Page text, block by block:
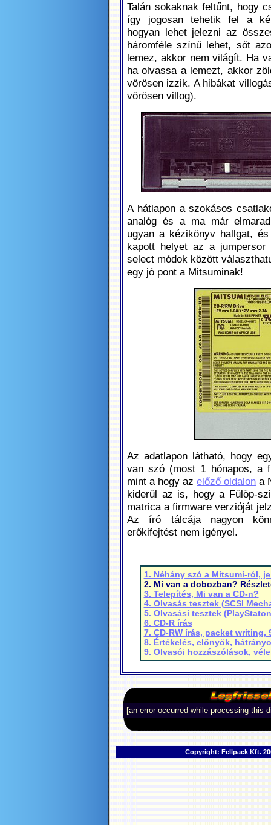
Talán sokaknak feltűnt, hogy
így jogosan tehetik fel a
hogyan lehet jelezni az
háromféle színű lehet, sőt
lemez, akkor nem világít. Ha
ha olvassa a lemezt, akkor
vörösen izzik. A hibákat
vörösen villog).
A hátlapon a szokásos
analóg és a ma már
ugyan a kézikönyv hallgat,
kapott helyet az a
select módok között
egy jó pont a Mitsuminak!
Az adatlapon látható, hogy
van szó (most 1 hónapos, a
mint a hogy az előző oldalon a
kiderül az is, hogy a Fülöp-
matrica a firmware verzióját
Az író tálcája nagyon
erőkifejtést nem igényel.
1. Néhány szó a Mitsumi-ról,
2. Mi van a dobozban?
3. Telepítés, Mi van a CD-n?
4. Olvasás tesztek (SCSI
5. Olvasási tesztek
6. CD-R írás
7. CD-RW írás, packet writing,
8. Értékelés, előnyök,
9. Olvasói hozzászólások,
[an error occurred while processing this
Copyright: Fellpack Kft.